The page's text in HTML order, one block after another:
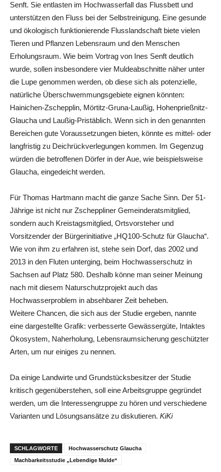
Senft. Sie entlasten im Hochwasserfall das Flussbett und
unterstützen den Fluss bei der Selbstreinigung. Eine gesunde
und ökologisch funktionierende Flusslandschaft biete vielen
Tieren und Pflanzen Lebensraum und den Menschen
Erholungsraum. Wie beim Vortrag von Ines Senft deutlich
wurde, sollen insbesondere vier Muldeabschnitte näher unter
die Lupe genommen werden, ob diese sich als potenzielle,
natürliche Überschwemmungsgebiete eignen könnten:
Hainichen-Zschepplin, Mörtitz-Gruna-Laußig, Hohenprießnitz-
Glaucha und Laußig-Pristäblich. Wenn sich in den genannten
Bereichen gute Voraussetzungen bieten, könnte es mittel- oder
langfristig zu Deichrückverlegungen kommen. Im Gegenzug
würden die betroffenen Dörfer in der Aue, wie beispielsweise
Glaucha, eingedeicht werden.
Für Thomas Hartmann macht die ganze Sache Sinn. Der 51-
Jährige ist nicht nur Zscheppliner Gemeinderatsmitglied,
sondern auch Kreistagsmitglied, Ortsvorsteher und
Vorsitzender der Bürgerinitiative „HQ100-Schutz für Glaucha“.
Wie von ihm zu erfahren ist, stehe sein Dorf, das 2002 und
2013 in den Fluten unterging, beim Hochwasserschutz in
Sachsen auf Platz 580. Deshalb könne man seiner Meinung
nach mit diesem Naturschutzprojekt auch das
Hochwasserproblem in absehbarer Zeit beheben.
Weitere Chancen, die sich aus der Studie ergeben, nannte
eine dargestellte Grafik: verbesserte Gewässergüte, Intaktes
Ökosystem, Naherholung, Lebensraumsicherung geschützter
Arten, um nur einiges zu nennen.
Da einige Landwirte und Grundstücksbesitzer der Studie
kritisch gegenüberstehen, soll eine Arbeitsgruppe gegründet
werden, um die Interessengruppe zu hören und verschiedene
Varianten und Lösungsansätze zu diskutieren. KiKi
SCHLAGWORTE
Hochwasserschutz Glaucha
Machbarkeitsstudie „Lebendige Mulde“